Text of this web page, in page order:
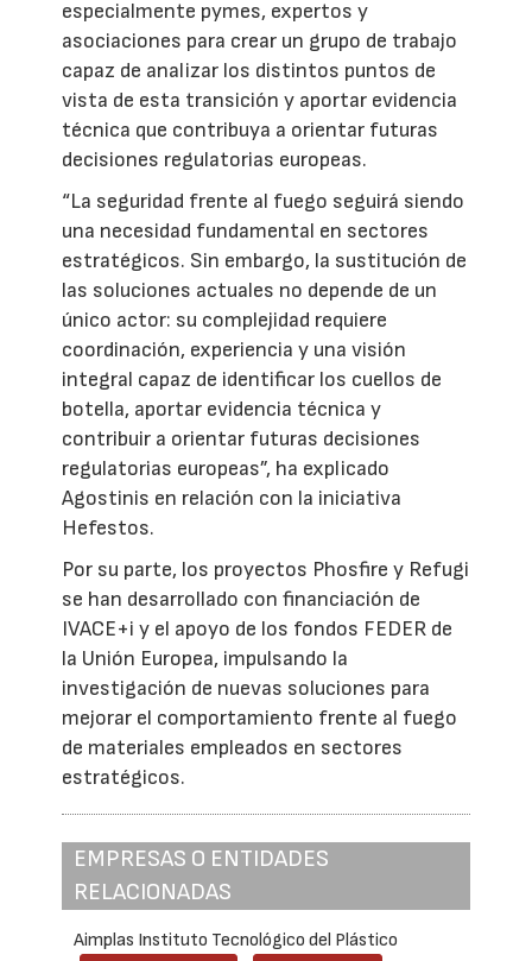
especialmente pymes, expertos y
asociaciones para crear un grupo de trabajo
capaz de analizar los distintos puntos de
vista de esta transición y aportar evidencia
técnica que contribuya a orientar futuras
decisiones regulatorias europeas.
“La seguridad frente al fuego seguirá siendo
una necesidad fundamental en sectores
estratégicos. Sin embargo, la sustitución de
las soluciones actuales no depende de un
único actor: su complejidad requiere
coordinación, experiencia y una visión
integral capaz de identificar los cuellos de
botella, aportar evidencia técnica y
contribuir a orientar futuras decisiones
regulatorias europeas”, ha explicado
Agostinis en relación con la iniciativa
Hefestos.
Por su parte, los proyectos Phosfire y Refugi
se han desarrollado con financiación de
IVACE+i y el apoyo de los fondos FEDER de
la Unión Europea, impulsando la
investigación de nuevas soluciones para
mejorar el comportamiento frente al fuego
de materiales empleados en sectores
estratégicos.
EMPRESAS O ENTIDADES
RELACIONADAS
Aimplas Instituto Tecnológico del Plástico